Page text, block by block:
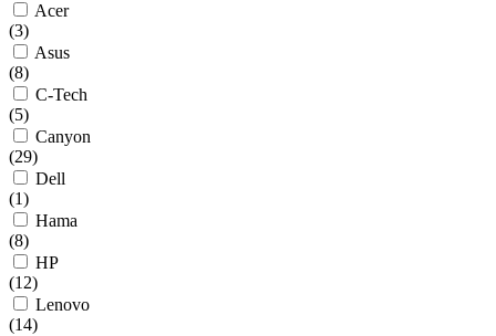
Acer
(3)
Asus
(8)
C-Tech
(5)
Canyon
(29)
Dell
(1)
Hama
(8)
HP
(12)
Lenovo
(14)